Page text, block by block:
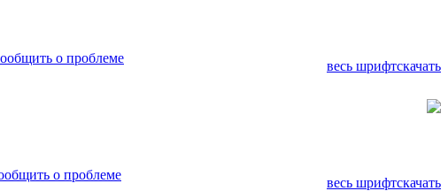
о проблеме
весь шрифтскачать
о проблеме
весь шрифтскачать